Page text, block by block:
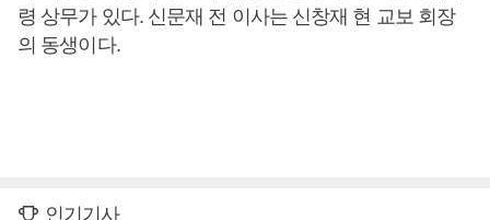
령 상무가 있다. 신문재 전 이사는 신창재 현 교보 회장
의 동생이다.
인기기사